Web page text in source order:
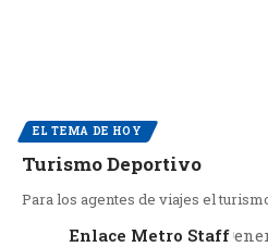
EL TEMA DE HOY
Turismo Deportivo
Para los agentes de viajes el
Enlace Metro Staff